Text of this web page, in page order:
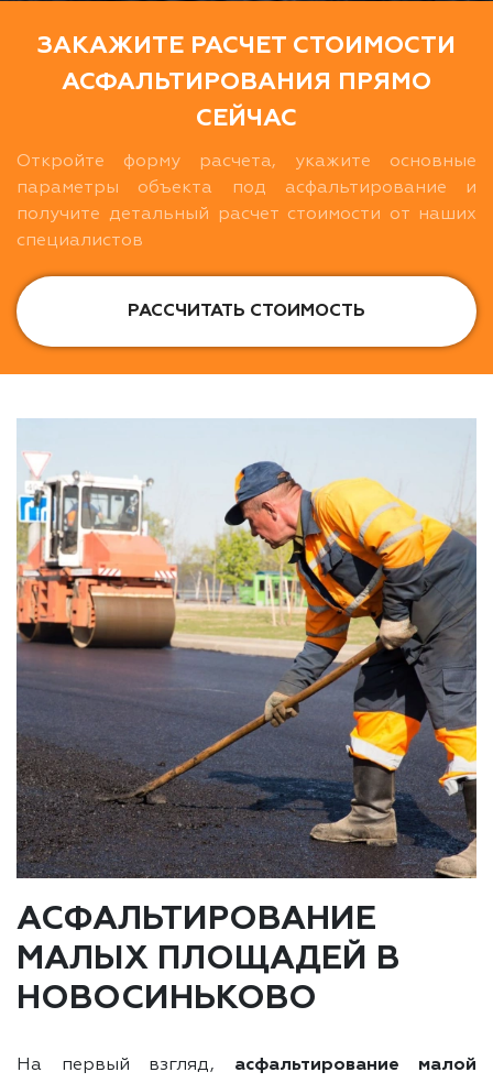
ЗАКАЖИТЕ РАСЧЕТ СТОИМОСТИ
АСФАЛЬТИРОВАНИЯ ПРЯМО
СЕЙЧАС
Откройте форму расчета, укажите основные
параметры объекта под асфальтирование и
получите детальный расчет стоимости от наших
специалистов
РАССЧИТАТЬ СТОИМОСТЬ
АСФАЛЬТИРОВАНИЕ
МАЛЫХ ПЛОЩАДЕЙ В
НОВОСИНЬКОВО
На первый взгляд, асфальтирование малой